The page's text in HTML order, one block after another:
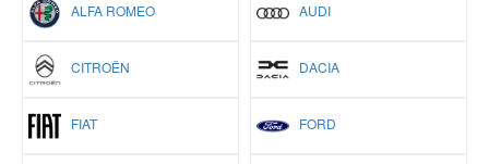
ALFA ROMEO AUDI
CITROËN DACIA
FIAT FORD